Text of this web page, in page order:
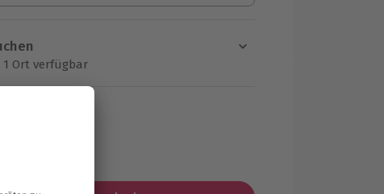
Ort verfügbar
Schritt einen Termin aus